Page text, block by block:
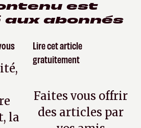
est
aux abonnés
la
Lire cet article
gratuitement
Faites vous offrir
des articles par